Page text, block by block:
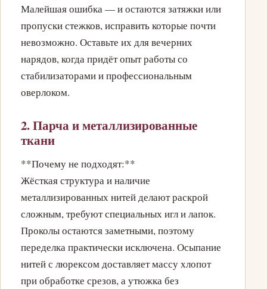
Малейшая ошибка — и остаются затяжки или
пропуски стежков, исправить которые почти
невозможно. Оставьте их для вечерних
нарядов, когда придёт опыт работы со
стабилизаторами и профессиональным
оверлоком.
2. Парча и металлизированные
ткани
**Почему не подходят:**
Жёсткая структура и наличие
металлизированных нитей делают раскрой
сложным, требуют специальных игл и лапок.
Проколы остаются заметными, поэтому
переделка практически исключена. Осыпание
нитей с люрексом доставляет массу хлопот
при обработке срезов, а утюжка без